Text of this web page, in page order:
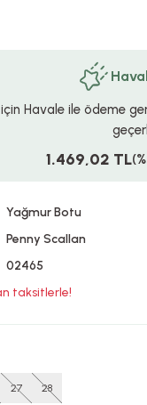
Havale ile ödeme
1.469,02 TL
Yağmur Botu
Penny Scallan
02465
taksitlerle!
27 28